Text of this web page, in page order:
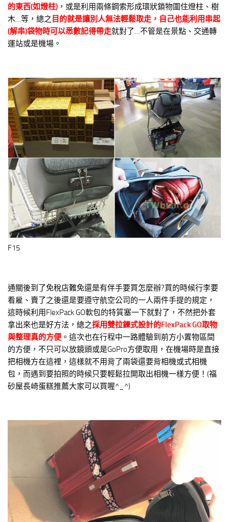
的東西(如燈柱) ，或是利用兩條鋼索形成環狀鎖物圍住燈柱、樹
木…等，總之 目的就是讓別人無法輕鬆取走，自己也能利用串起
(解串)袋物時可以悉數記得帶走就對了…不管是在景點、交通轉
運站或是機場。
F15
通關後到了免稅店難免還是有伴手要買怎麼辦?買的時候行李要
看雇、賣了之後還是要遵守航空公司的一人兩件手提的規定，
這時候利用FlexPack GO軟包的特質塞一下就對了，不然把外套
拿出來也是好方法，總之採用雙拉鍊式設計的FlexPack GO取物
與整理真的方便 。這次也在行程中一路體驗到前方小置物區間
的方便，不只可以放鏡頭或是GoPro方便取用，在機場時是直接
把相機方在這裡，這樣就不用背了兩袋還要背相機或式相機
包，而遇到要拍照的時候只要輕鬆拉開取出相機一樣方便！(福
砂屋長崎蛋糕推薦大家可以買喔^_^)